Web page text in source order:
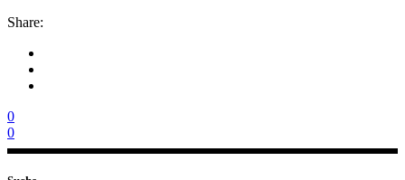
Share:
0
0